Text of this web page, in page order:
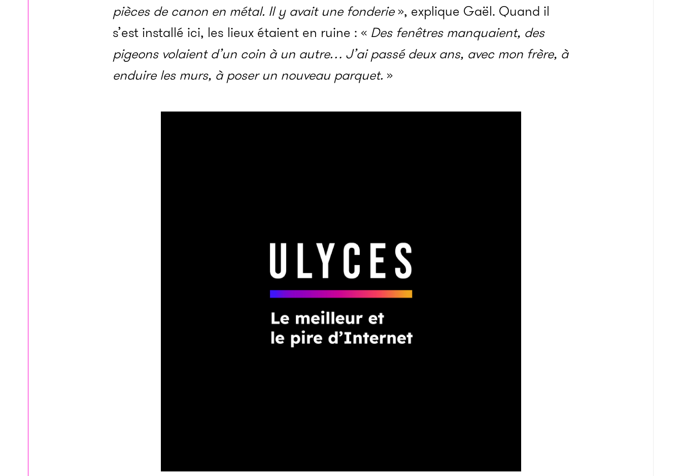
pièces de canon en métal. Il y avait une fonderie», explique Gaël. Quand il
s’est installé ici, les lieux étaient en ruine : «Des fenêtres manquaient, des
pigeons volaient d’un coin à un autre… J’ai passé deux ans, avec mon frère, à
enduire les murs, à poser un nouveau parquet. »